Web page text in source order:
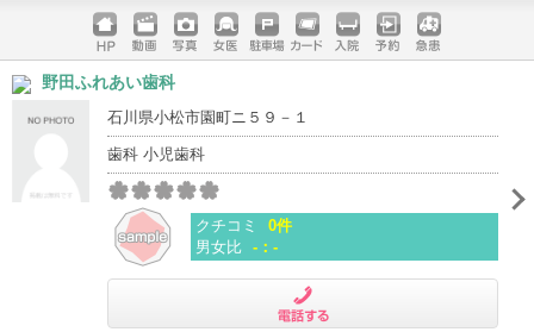
ホームペ
ージ
動画 写真 女医 駐車場
クレジッ
入院 予約 急患
野田ふれあい歯科
石川県小松市園町ニ５９－１
歯科 小児歯科
クチコミ
0件
男女比 -：-